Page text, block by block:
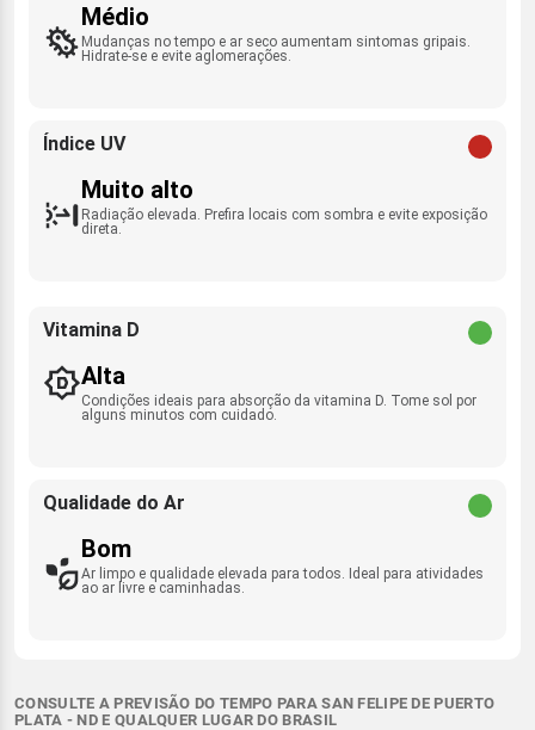
Médio
Mudanças no tempo e ar seco aumentam sintomas gripais.
Hidrate-se e evite aglomerações.
Índice UV
Muito alto
Radiação elevada. Prefira locais com sombra e evite exposição
direta.
Vitamina D
Alta
Condições ideais para absorção da vitamina D. Tome sol por
alguns minutos com cuidado.
Qualidade do Ar
Bom
Ar limpo e qualidade elevada para todos. Ideal para atividades
ao ar livre e caminhadas.
CONSULTE A PREVISÃO DO TEMPO PARA SAN FELIPE DE PUERTO
PLATA - ND E QUALQUER LUGAR DO BRASIL